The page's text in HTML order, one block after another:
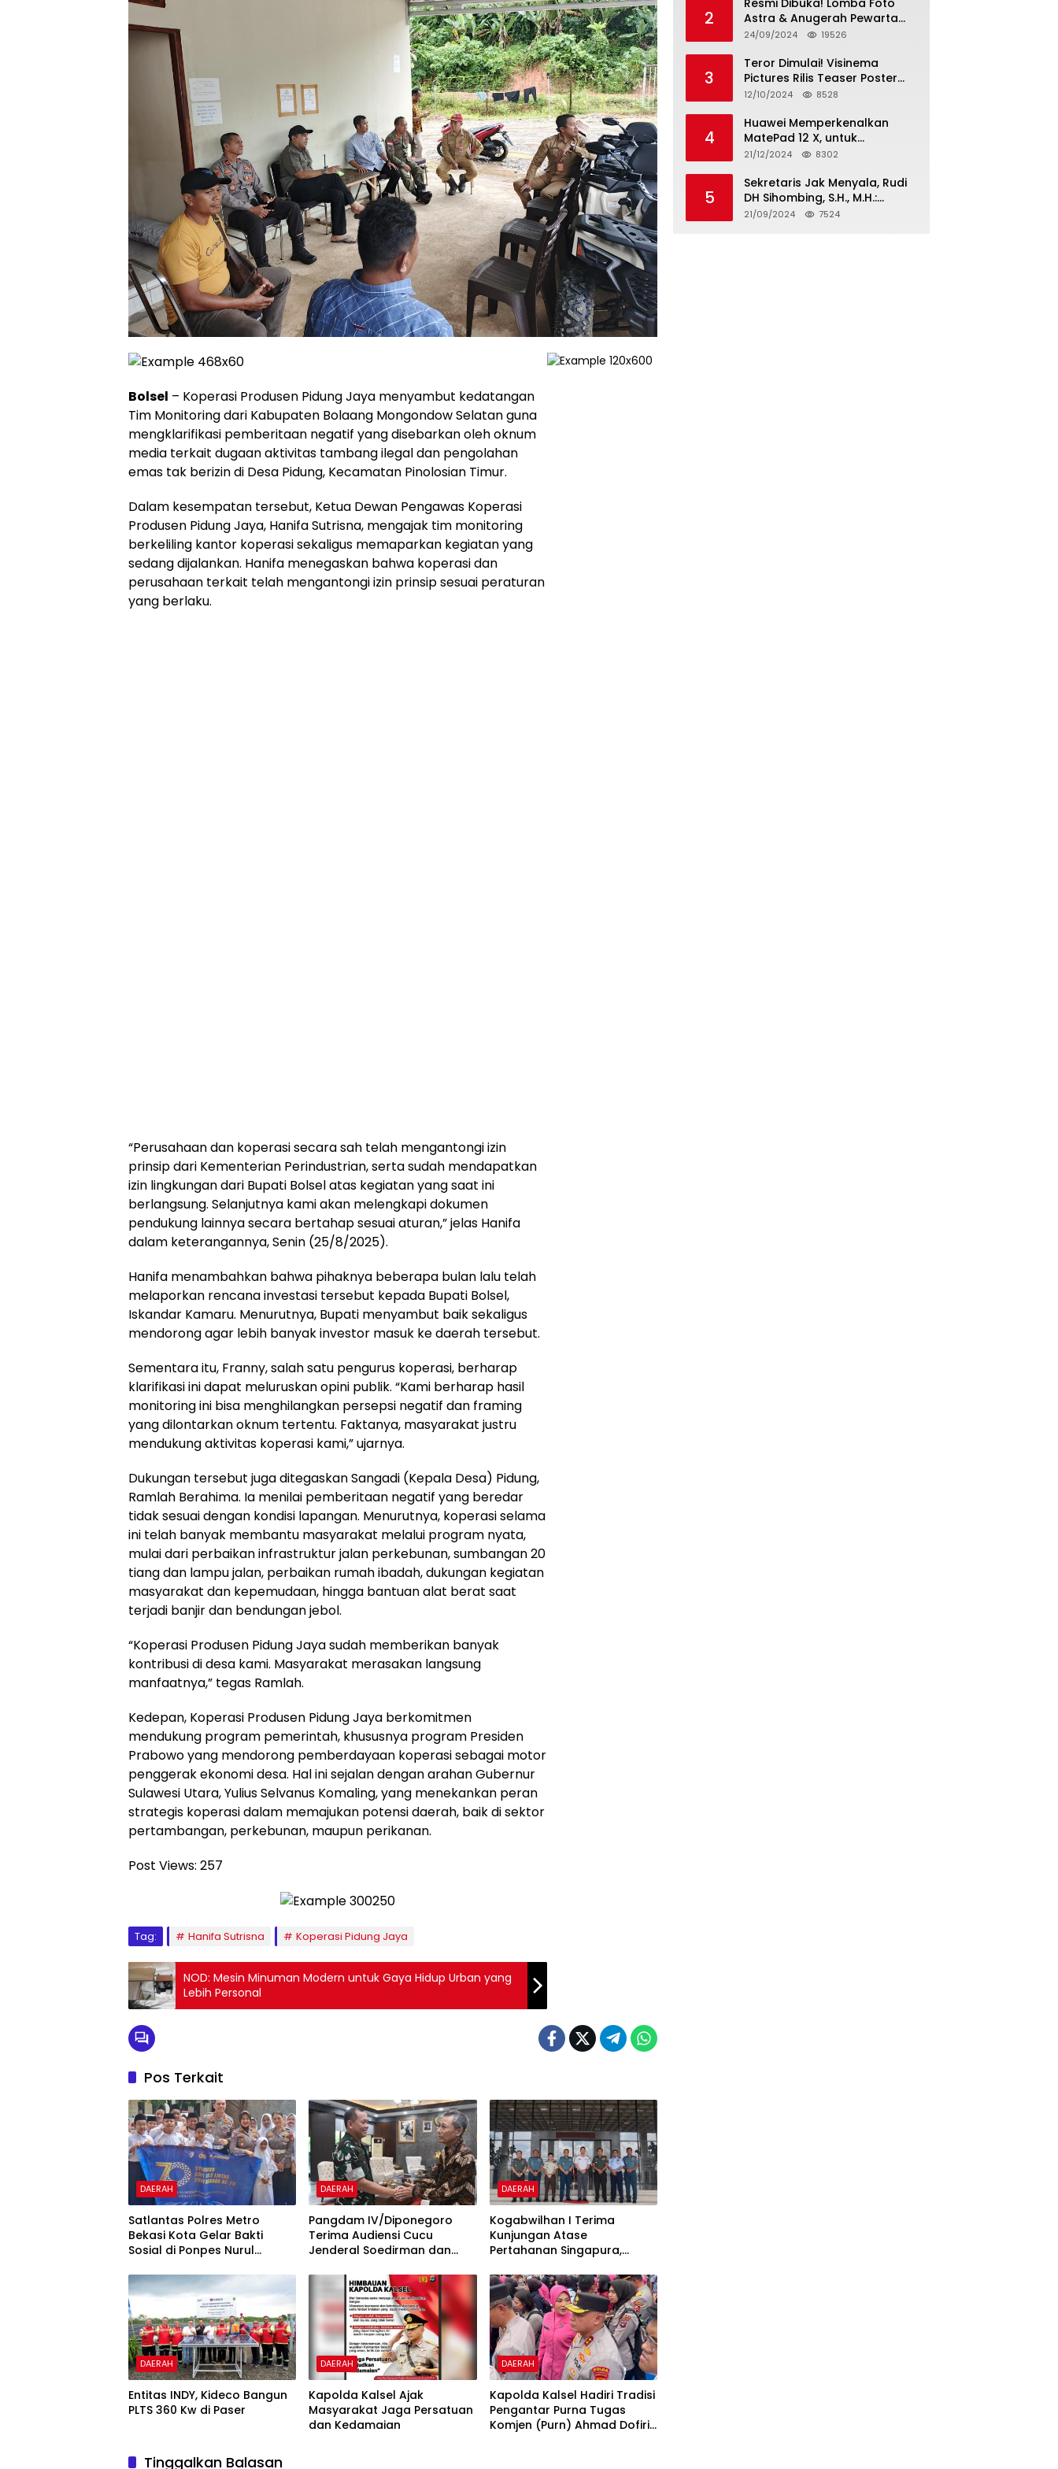
Bolsel – Koperasi Produsen Pidung Jaya menyambut kedatangan
Tim Monitoring dari Kabupaten Bolaang Mongondow Selatan guna
mengklarifikasi pemberitaan negatif yang disebarkan oleh oknum
media terkait dugaan aktivitas tambang ilegal dan pengolahan
emas tak berizin di Desa Pidung, Kecamatan Pinolosian Timur.
Dalam kesempatan tersebut, Ketua Dewan Pengawas Koperasi
Produsen Pidung Jaya, Hanifa Sutrisna, mengajak tim monitoring
berkeliling kantor koperasi sekaligus memaparkan kegiatan yang
sedang dijalankan. Hanifa menegaskan bahwa koperasi dan
perusahaan terkait telah mengantongi izin prinsip sesuai peraturan
yang berlaku.
“Perusahaan dan koperasi secara sah telah mengantongi izin
prinsip dari Kementerian Perindustrian, serta sudah mendapatkan
izin lingkungan dari Bupati Bolsel atas kegiatan yang saat ini
berlangsung. Selanjutnya kami akan melengkapi dokumen
pendukung lainnya secara bertahap sesuai aturan,” jelas Hanifa
dalam keterangannya, Senin (25/8/2025).
Hanifa menambahkan bahwa pihaknya beberapa bulan lalu telah
melaporkan rencana investasi tersebut kepada Bupati Bolsel,
Iskandar Kamaru. Menurutnya, Bupati menyambut baik sekaligus
mendorong agar lebih banyak investor masuk ke daerah tersebut.
Sementara itu, Franny, salah satu pengurus koperasi, berharap
klarifikasi ini dapat meluruskan opini publik. “Kami berharap hasil
monitoring ini bisa menghilangkan persepsi negatif dan framing
yang dilontarkan oknum tertentu. Faktanya, masyarakat justru
mendukung aktivitas koperasi kami,” ujarnya.
Dukungan tersebut juga ditegaskan Sangadi (Kepala Desa) Pidung,
Ramlah Berahima. Ia menilai pemberitaan negatif yang beredar
tidak sesuai dengan kondisi lapangan. Menurutnya, koperasi selama
ini telah banyak membantu masyarakat melalui program nyata,
mulai dari perbaikan infrastruktur jalan perkebunan, sumbangan 20
tiang dan lampu jalan, perbaikan rumah ibadah, dukungan kegiatan
masyarakat dan kepemudaan, hingga bantuan alat berat saat
terjadi banjir dan bendungan jebol.
“Koperasi Produsen Pidung Jaya sudah memberikan banyak
kontribusi di desa kami. Masyarakat merasakan langsung
manfaatnya,” tegas Ramlah.
Kedepan, Koperasi Produsen Pidung Jaya berkomitmen
mendukung program pemerintah, khususnya program Presiden
Prabowo yang mendorong pemberdayaan koperasi sebagai motor
penggerak ekonomi desa. Hal ini sejalan dengan arahan Gubernur
Sulawesi Utara, Yulius Selvanus Komaling, yang menekankan peran
strategis koperasi dalam memajukan potensi daerah, baik di sektor
pertambangan, perkebunan, maupun perikanan.
Post Views: 257
Tag: Hanifa Sutrisna Koperasi Pidung Jaya
NOD: Mesin Minuman Modern untuk Gaya Hidup Urban yang
Lebih Personal
Pos Terkait
DAERAH
Satlantas Polres Metro
Bekasi Kota Gelar Bakti
Sosial di Ponpes Nurul
DAERAH
Pangdam IV/Diponegoro
Terima Audiensi Cucu
Jenderal Soedirman dan
Bramantyo
DAERAH
Kogabwilhan I Terima
Kunjungan Atase
Pertahanan Singapura,
Keamanan Kawasan
DAERAH
Entitas INDY, Kideco Bangun
PLTS 360 Kw di Paser
DAERAH
Kapolda Kalsel Ajak
Masyarakat Jaga Persatuan
dan Kedamaian
DAERAH
Kapolda Kalsel Hadiri Tradisi
Pengantar Purna Tugas
Komjen (Purn) Ahmad Dofiri
Tinggalkan Balasan
2
Resmi Dibuka! Lomba Foto
Astra & Anugerah Pewarta
Astra 2024: Bersama,
24/09/2024 19526
3
Teror Dimulai! Visinema
Pictures Rilis Teaser Poster
Wanita Ahli Neraka, Siap
November 2024
12/10/2024 8528
4
Huawei Memperkenalkan
MatePad 12 X, untuk
Pengalaman Lebih dari
Bright dan Desain Stylish
Tablet Ringan yang Hadirkan
Standar Baru untuk
21/12/2024 8302
5
Sekretaris Jak Menyala, Rudi
DH Sihombing, S.H., M.H.:
Cagub & Cawagub DKI
21/09/2024 7524